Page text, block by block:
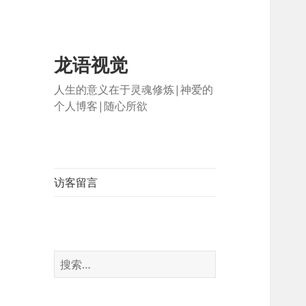
龙语视觉
人生的意义在于灵魂修炼|神爱的
个人博客|随心所欲
访客留言
搜
索：